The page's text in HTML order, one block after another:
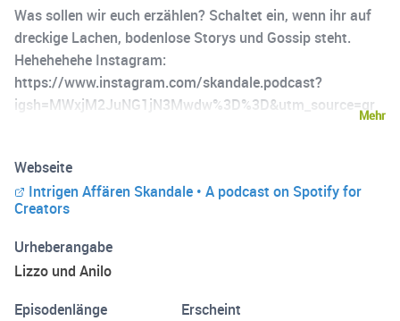
Was sollen wir euch erzählen? Schaltet ein, wenn ihr auf
dreckige Lachen, bodenlose Storys und Gossip steht.
Hehehehehe Instagram:
https://www.instagram.com/skandale.podcast?
igsh=MWxjM2JuNG1jN3Mwdw%3D%3D&utm_source=qr
Mehr
Webseite
Intrigen Affären Skandale • A podcast on Spotify for
Creators
Urheberangabe
Lizzo und Anilo
Episodenlänge
Erscheint